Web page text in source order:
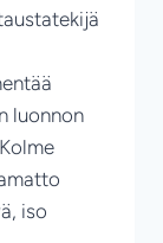
luonnon
iso